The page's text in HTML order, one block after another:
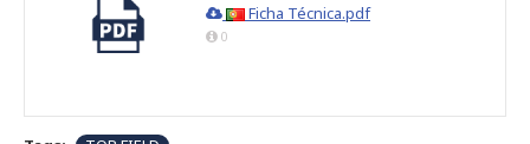
Ficha Técnica.pdf
0